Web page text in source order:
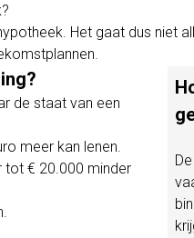
Het gaat dus niet
de staat van een
meer kan lenen.
tot € 20.000 minder